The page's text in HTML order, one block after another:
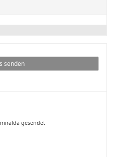
senden
gesendet